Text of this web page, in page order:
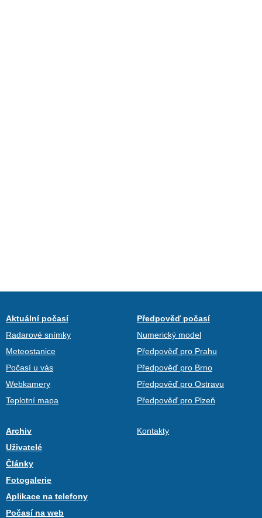
Aktuální počasí
Radarové snímky
Meteostanice
Počasí u vás
Webkamery
Teplotní mapa
Předpověď počasí
Numerický model
Předpověď pro Prahu
Předpověď pro Brno
Předpověď pro Ostravu
Předpověď pro Plzeň
Archiv
Uživatelé
Články
Fotogalerie
Aplikace na telefony
Počasí na web
Kontakty